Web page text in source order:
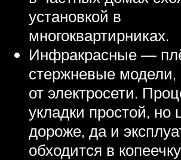
установкой в
многоквартирниках.
Инфракрасные —
стержневые модели,
от электросети.
укладки простой, но
дороже, да и
обходится в